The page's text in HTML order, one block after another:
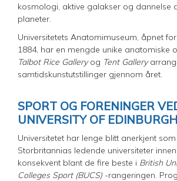
kosmologi, aktive galakser og dannelse
planeter.
Universitetets Anatomimuseum, åpnet
1884, har en mengde unike anatomiske
Talbot Rice Galleryog Tent Gallery
samtidskunstutstillinger gjennom året.
SPORT OG FORENINGER
UNIVERSITY OF EDINBURGH
Universitetet har lenge blitt anerkjent
Storbritannias ledende universiteter
konsekvent blant de fire beste i British
Colleges Sport (BUCS) -rangeringen.